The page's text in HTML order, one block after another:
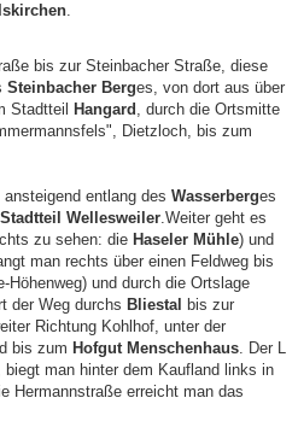
.
bis zur Steinbacher Straße, diese
Steinbacher Berges, von dort aus über
Stadtteil Hangard , durch die Ortsmitte
Dietzloch, bis zum
entlang des Wasserberges
Wellesweiler.Weiter geht es
zu sehen: die Haseler Mühle) und
man rechts über einen Feldweg bis
Höhenweg) und durch die Ortslage
der Weg durchs Bliestal bis zur
Richtung Kohlhof, unter der
bis zum Hofgut Menschenhaus. Der L
man hinter dem Kaufland links in
Hermannstraße erreicht man das